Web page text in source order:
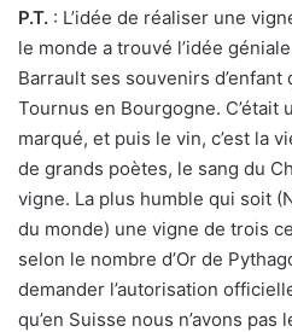
P.T. : L’idée de réaliser une
le monde a trouvé l’idée
Barrault ses souvenirs
Tournus en Bourgogne. C’était
marqué, et puis le vin, c’est la
de grands poètes, le sang du
vigne. La plus humble qui soit
du monde) une vigne de trois
selon le nombre d’Or de
demander l’autorisation
qu’en Suisse nous n’avons